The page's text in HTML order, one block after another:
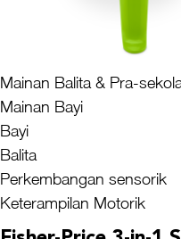
Mainan Balita & Pra-
Mainan Bayi
Bayi
Balita
Perkembangan sensorik
Keterampilan Motorik